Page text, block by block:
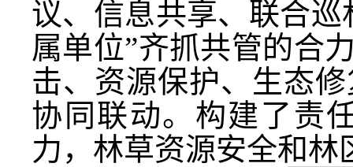
议、信息共享、联合
属单位”齐抓共管的合
击、资源保护、生态
协同联动。构建了责
力，林草资源安全和